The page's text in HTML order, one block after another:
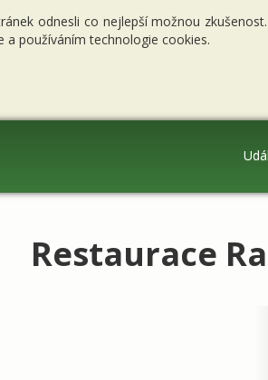
odnesli co nejlepší možnou
používáním technologie cookies.
Restaurace